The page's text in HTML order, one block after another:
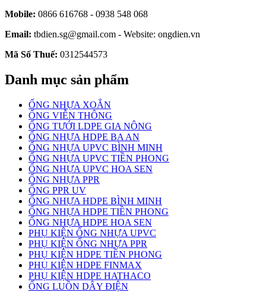
Mobile: 0866 616768 - 0938 548 068
Email: tbdien.sg@gmail.com - Website: ongdien.vn
Mã Số Thuế: 0312544573
Danh mục sản phẩm
ỐNG NHỰA XOẮN
ỐNG VIỄN THÔNG
ỐNG TƯỚI LDPE GIA NÔNG
ỐNG NHỰA HDPE BA AN
ỐNG NHỰA UPVC BÌNH MINH
ỐNG NHỰA UPVC TIỀN PHONG
ỐNG NHỰA UPVC HOA SEN
ỐNG NHỰA PPR
ỐNG PPR UV
ỐNG NHỰA HDPE BÌNH MINH
ỐNG NHỰA HDPE TIỀN PHONG
ỐNG NHỰA HDPE HOA SEN
PHỤ KIỆN ỐNG NHỰA UPVC
PHỤ KIỆN ỐNG NHỰA PPR
PHỤ KIỆN HDPE TIỀN PHONG
PHỤ KIỆN HDPE FINMAX
PHỤ KIỆN HDPE HATHACO
ỐNG LUỒN DÂY ĐIỆN